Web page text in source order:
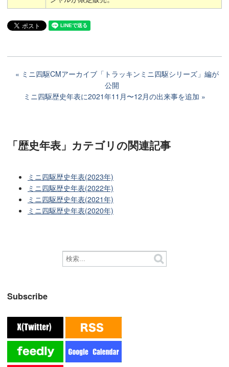
ミニ四駆CMアーカイブ「トラッキンミニ四駆シリーズ」編が
公開
ミニ四駆歴史年表に2021年11月〜12月の出来事を追加
「歴史年表」カテゴリの関連記事
ミニ四駆歴史年表(2023年)
ミニ四駆歴史年表(2022年)
ミニ四駆歴史年表(2021年)
ミニ四駆歴史年表(2020年)
Subscribe